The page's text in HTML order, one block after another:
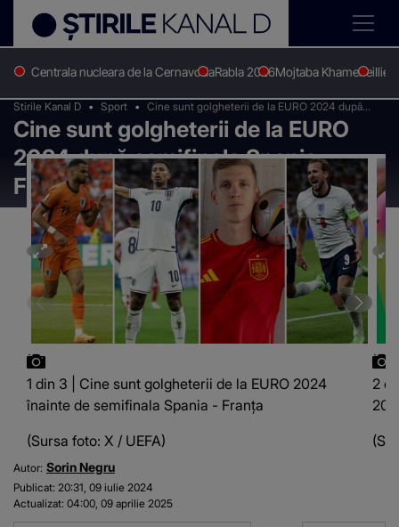
Centrala nucleara de la CernavodaRabla 2026Mojtaba KhameneiIlie
Stirile Kanal D Sport
Cine sunt golgheterii de la EURO 2024 după
semifinala Spania - Franța
Cine sunt golgheterii de la EURO
2024 după semifinala Spania -
Franța
1 din 3 | Cine sunt golgheterii de la EURO 2024
înainte de semifinala Spania - Franța
(Sursa foto: X / UEFA)
2
Autor: Sorin Negru
Publicat: 20:31, 09 iulie 2024
Actualizat: 04:00, 09 aprilie 2025